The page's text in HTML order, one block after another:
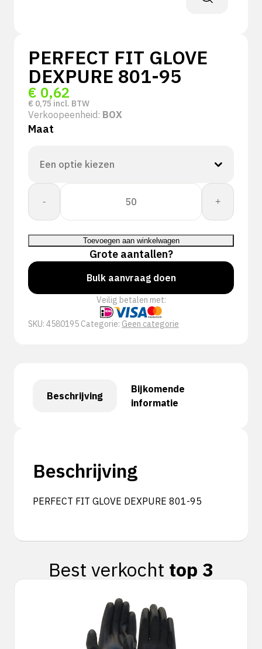
PERFECT FIT GLOVE
DEXPURE 801-95
€ 0,62
€ 0,75 incl. BTW
Verkoopeenheid: BOX
Maat
-
PERFECT
GLOVE
DEXPURE
801-
95
aantal
+
Toevoegen aan winkelwagen
Grote aantallen?
Bulk aanvraag doen
Veilig betalen met:
SKU: 4580195 Categorie: Geen categorie
Beschrijving
Bijkomende
informatie
Beschrijving
PERFECT FIT GLOVE DEXPURE 801-95
Best verkocht top 3